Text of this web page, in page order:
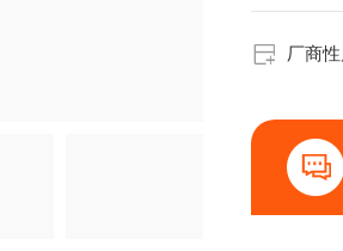
厂商